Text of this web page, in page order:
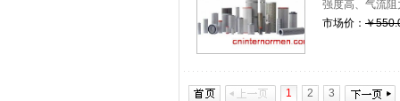
强度高、气流阻
市场价： ￥
1 2 3